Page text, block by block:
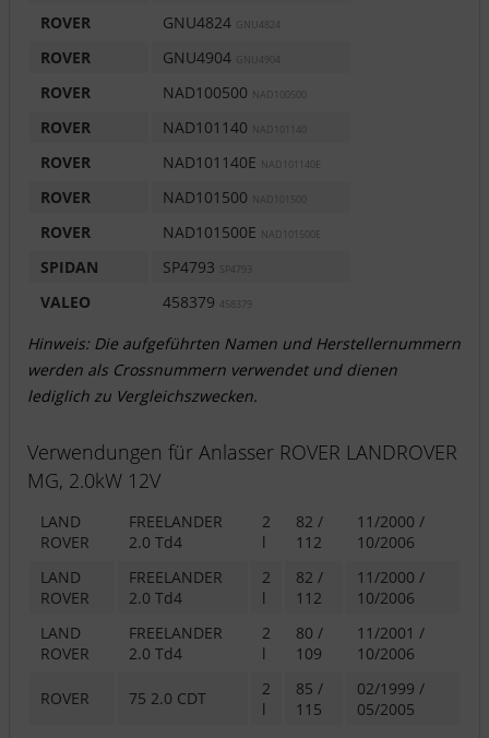
ROVER GNU4824 GNU4824
ROVER GNU4904 GNU4904
ROVER NAD100500 NAD100500
ROVER NAD101140 NAD101140
ROVER NAD101140E NAD101140E
ROVER NAD101500 NAD101500
ROVER NAD101500E NAD101500E
SPIDAN SP4793 SP4793
VALEO 458379 458379
Hinweis: Die aufgeführten Namen und Herstellernummern
werden als Crossnummern verwendet und dienen
lediglich zu Vergleichszwecken.
Verwendungen für Anlasser ROVER LANDROVER
MG, 2.0kW 12V
LAND
ROVER
FREELANDER
2.0 Td4
2
l
82 /
112
11/2000 /
10/2006
LAND
ROVER
FREELANDER
2.0 Td4
2
l
82 /
112
11/2000 /
10/2006
LAND
ROVER
FREELANDER
2.0 Td4
2
l
80 /
109
11/2001 /
10/2006
ROVER 75 2.0 CDT
2
l
85 /
115
02/1999 /
05/2005